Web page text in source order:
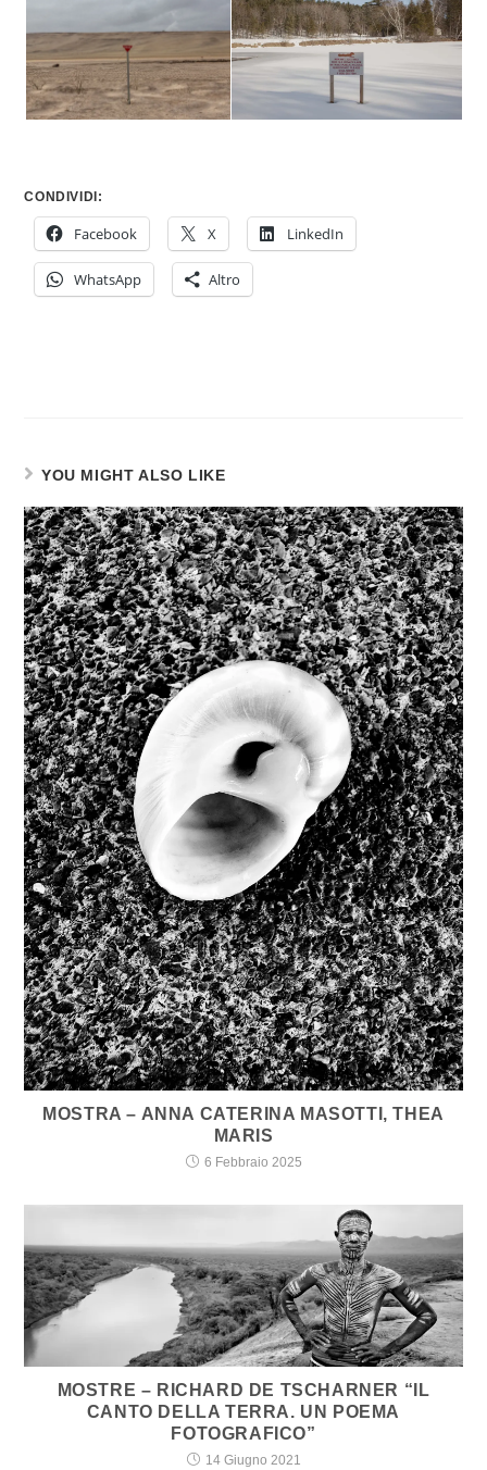
CONDIVIDI:
Facebook X LinkedIn
WhatsApp Altro
YOU MIGHT ALSO LIKE
MOSTRA – ANNA CATERINA MASOTTI, THEA
MARIS
6 Febbraio 2025
MOSTRE – RICHARD DE TSCHARNER “IL
CANTO DELLA TERRA. UN POEMA
FOTOGRAFICO”
14 Giugno 2021